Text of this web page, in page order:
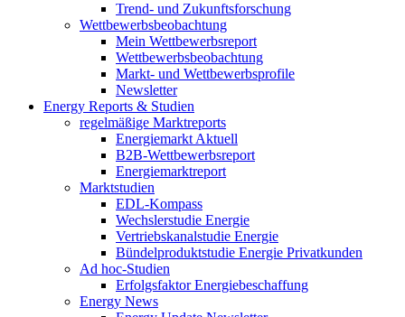
Trend- und Zukunftsforschung
Wettbewerbs­beobachtung
Mein Wettbewerbsreport
Wettbewerbsbeobachtung
Markt- und Wettbewerbsprofile
Newsletter
Energy Reports & Studien
regelmäßige Marktreports
Energiemarkt Aktuell
B2B-Wettbewerbsreport
Energiemarktreport
Marktstudien
EDL-Kompass
Wechslerstudie Energie
Vertriebskanalstudie Energie
Bündelproduktstudie Energie Privatkunden
Ad hoc-Studien
Erfolgsfaktor Energiebeschaffung
Energy News